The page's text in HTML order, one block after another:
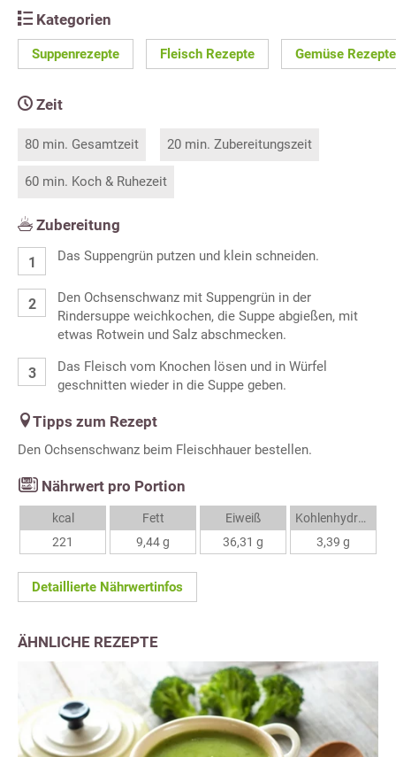
Kategorien
Suppenrezepte Fleisch Rezepte Gemüse Rezepte
Zeit
80 min. Gesamtzeit 20 min. Zubereitungszeit
60 min. Koch & Ruhezeit
Zubereitung
Das Suppengrün putzen und klein schneiden.
Den Ochsenschwanz mit Suppengrün in der
Rindersuppe weichkochen, die Suppe abgießen, mit
etwas Rotwein und Salz abschmecken.
Das Fleisch vom Knochen lösen und in Würfel
geschnitten wieder in die Suppe geben.
Tipps zum Rezept
Den Ochsenschwanz beim Fleischhauer bestellen.
Nährwert pro Portion
kcal
221
Fett
9,44 g
Eiweiß
36,31 g
Kohlenhydrate
3,39 g
Detaillierte Nährwertinfos
ÄHNLICHE REZEPTE